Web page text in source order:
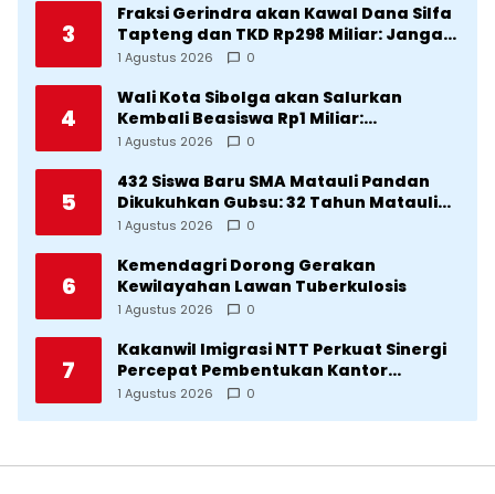
3
Fraksi Gerindra akan Kawal Dana Silfa
Tapteng dan TKD Rp298 Miliar: Jangan
Sampai Pekerjaan Pusat dan Provinsi
1 Agustus 2026 0
4
Wali Kota Sibolga akan Salurkan
Kembali Beasiswa Rp1 Miliar:
Diproritaskan Mahasiswa Korban
1 Agustus 2026 0
5
432 Siswa Baru SMA Matauli Pandan
Dikukuhkan Gubsu: 32 Tahun Matauli
Cetak SDM Unggul
1 Agustus 2026 0
6
Kemendagri Dorong Gerakan
Kewilayahan Lawan Tuberkulosis
1 Agustus 2026 0
7
Kakanwil Imigrasi NTT Perkuat Sinergi
Percepat Pembentukan Kantor
Imigrasi Sumba Timur
1 Agustus 2026 0